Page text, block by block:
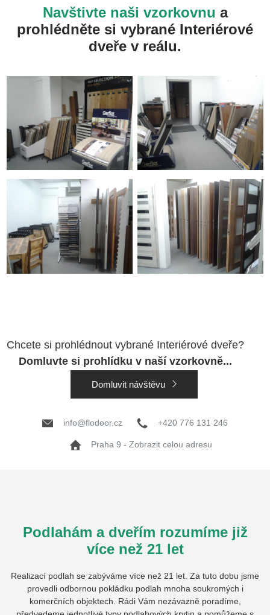
Navštivte naši vzorkovnu a
prohlédněte si vybrané Interiérové
dveře v reálu.
Chcete si prohlédnout vybrané Interiérové dveře?
Domluvte si prohlídku v naší vzorkovně...
Domluvit návštěvu
info@flodoor.cz +420 776 131 246
Praha 9 - Zobrazit celou adresu
Podlahám a dveřím rozumíme již
více než 21 let
Realizací podlah se zabýváme více než 21 let. Za tuto dobu jsme
provedli odbornou pokládku podlah mnoha soukromých i
komerčních objektech. Rádi Vám nezávazně poradíme,